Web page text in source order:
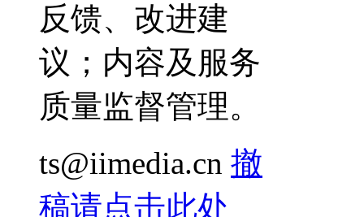
反馈、改进建
议；内容及服务
质量监督管理。
ts@iimedia.cn 撤
稿请点击此处